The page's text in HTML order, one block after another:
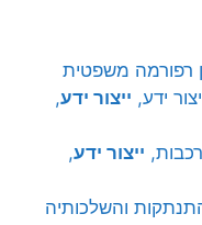
(2023), בין רפורמה משפטית
ידע, ייצור ידע,
ייצור ידע,
(2019), ההתנתקות והשלכותיה